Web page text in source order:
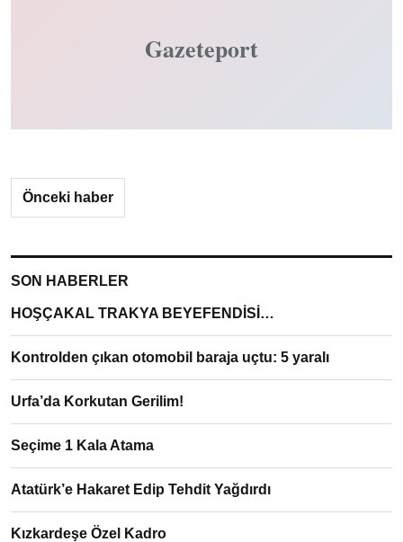
Gazeteport
Önceki haber
SON HABERLER
HOŞÇAKAL TRAKYA BEYEFENDİSİ…
Kontrolden çıkan otomobil baraja uçtu: 5 yaralı
Urfa’da Korkutan Gerilim!
Seçime 1 Kala Atama
Atatürk’e Hakaret Edip Tehdit Yağdırdı
Kızkardeşe Özel Kadro